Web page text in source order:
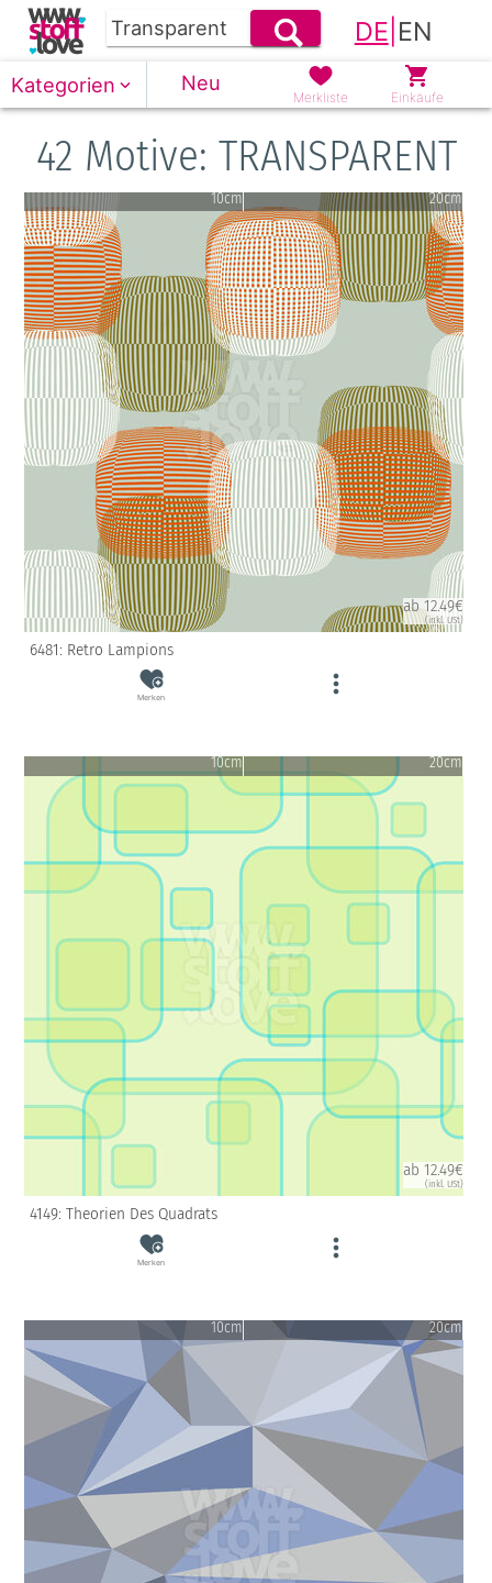
DE EN
Kategorien Neu
Merkliste Einkäufe
42 Motive: TRANSPARENT
10cm 20cm
ab 12.49€
(inkl. USt)
6481: Retro Lampions
Merken
10cm 20cm
ab 12.49€
(inkl. USt)
4149: Theorien Des Quadrats
Merken
10cm 20cm